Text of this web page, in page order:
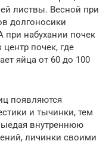
листвы. Весной при
долгоносики
при набухании почек
центр почек, где
яйца от 60 до 100
появляются
и тычинки, тем
внутреннюю
личинки своими